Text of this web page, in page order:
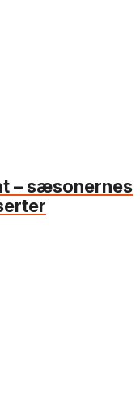
– sæsonernes